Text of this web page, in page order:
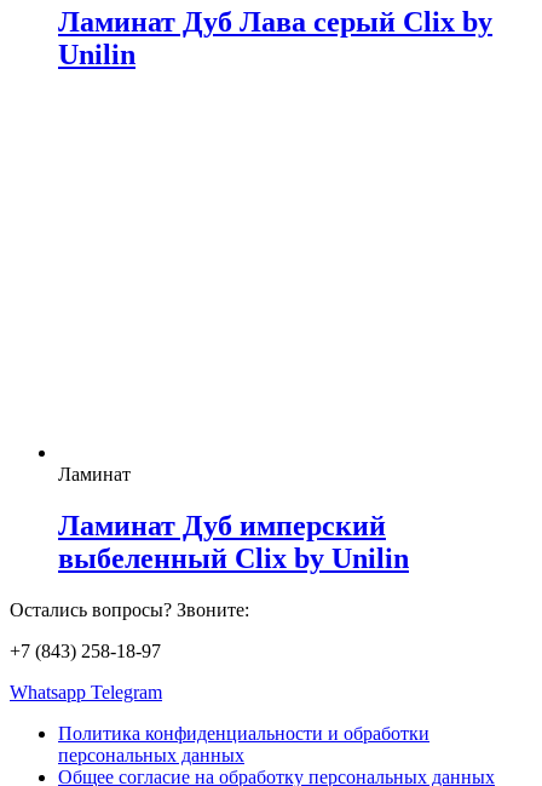
Ламинат Дуб Лава серый Clix by
Unilin
Ламинат
Ламинат Дуб имперский
выбеленный Clix by Unilin
Остались вопросы? Звоните:
+7 (843) 258-18-97
Whatsapp Telegram
Политика конфиденциальности и обработки
персональных данных
Общее согласие на обработку персональных данных